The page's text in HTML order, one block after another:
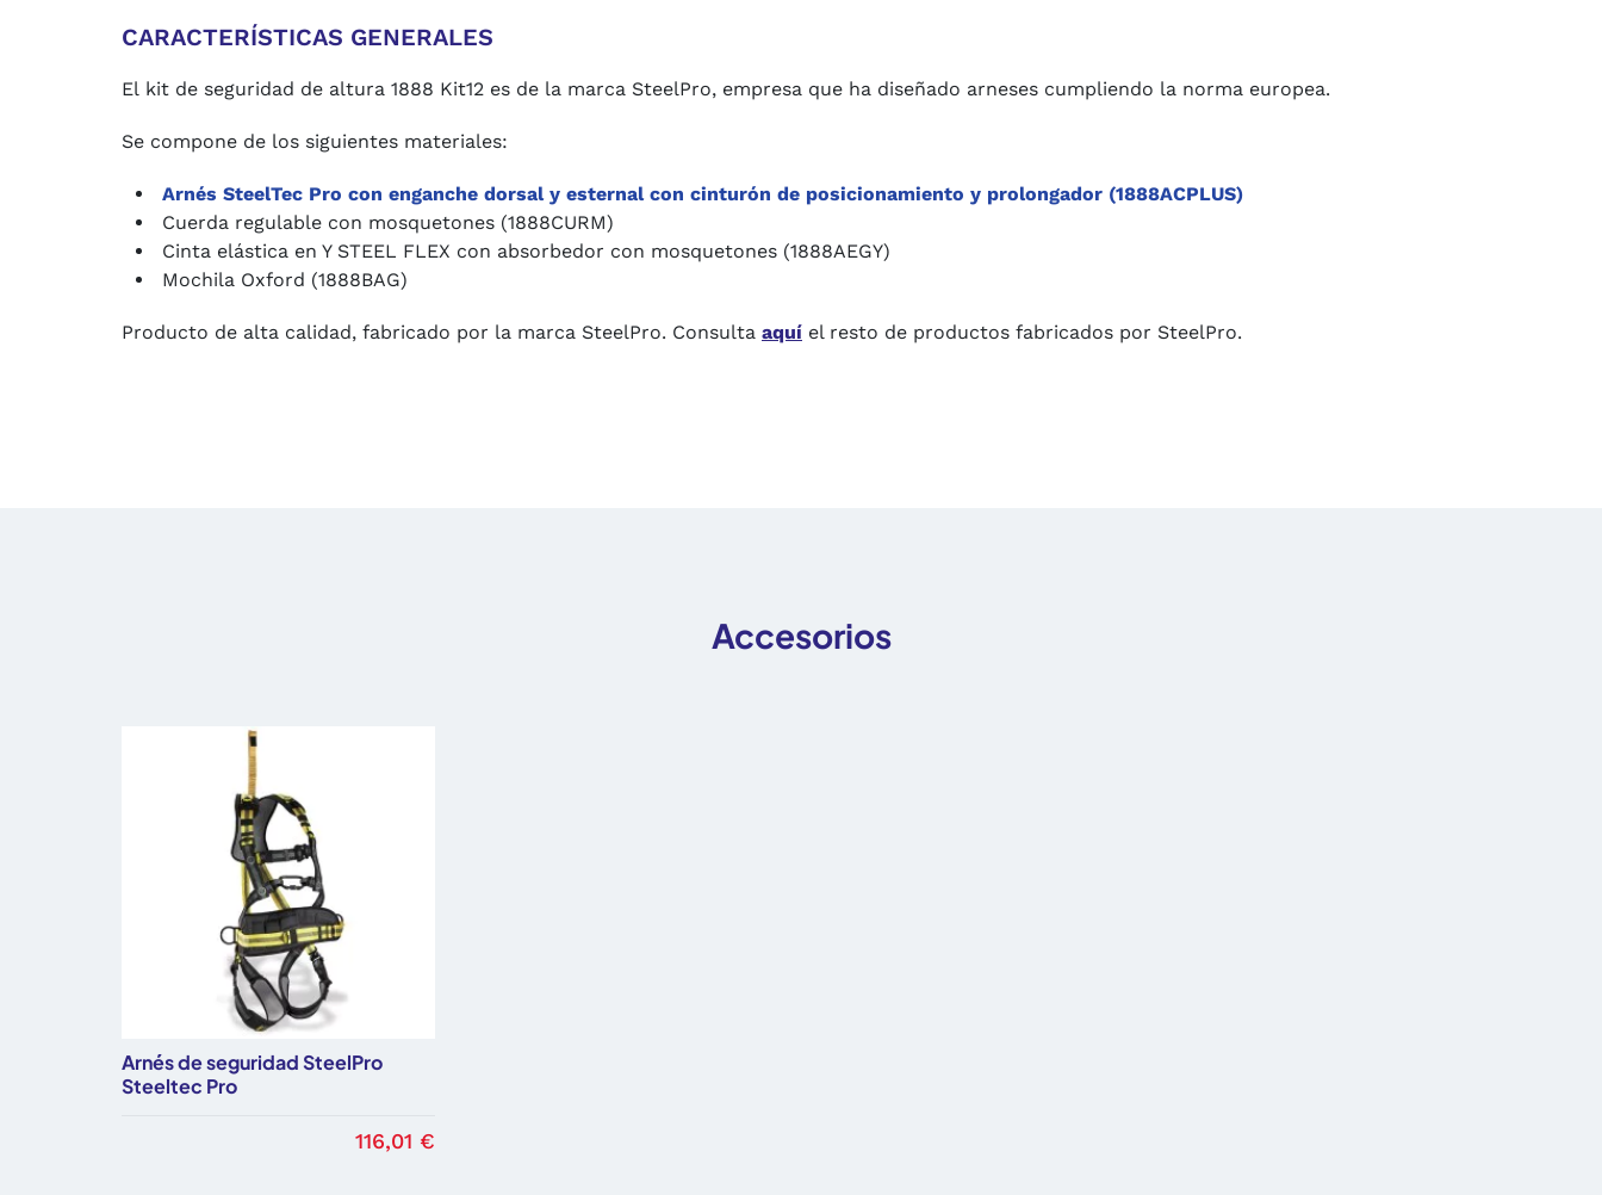
CARACTERÍSTICAS GENERALES
El kit de seguridad de altura 1888 Kit12 es de la marca SteelPro, empresa que ha diseñado arneses cumpliendo la norma europea.
Se compone de los siguientes materiales:
Arnés SteelTec Pro con enganche dorsal y esternal con cinturón de posicionamiento y prolongador (1888ACPLUS)
Cuerda regulable con mosquetones (1888CURM)
Cinta elástica en Y STEEL FLEX con absorbedor con mosquetones (1888AEGY)
Mochila Oxford (1888BAG)
Producto de alta calidad, fabricado por la marca SteelPro. Consulta aquí el resto de productos fabricados por SteelPro.
Accesorios
Arnés de seguridad SteelPro
Steeltec Pro
116,01 €